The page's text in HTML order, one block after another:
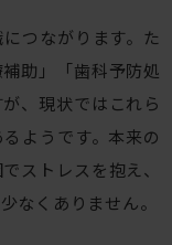
つながります。た
助」「歯科予防処
、現状ではこれら
ようです。本来の
ストレスを抱え、
なくありません。